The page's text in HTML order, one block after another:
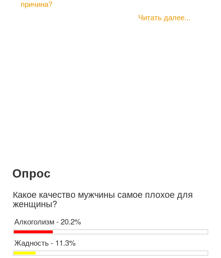
Читать далее...
Опрос
Какое качество мужчины самое плохое для
женщины?
Алкоголизм - 20.2%
Жадность - 11.3%